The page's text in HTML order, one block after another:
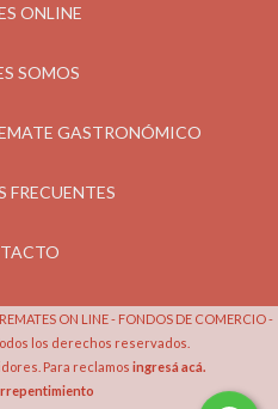
ONLINE
SOMOS
GASTRONÓMICO
FRECUENTES
ON LINE - FONDOS DE COMERCIO -
los derechos reservados.
Para reclamos ingresá acá.